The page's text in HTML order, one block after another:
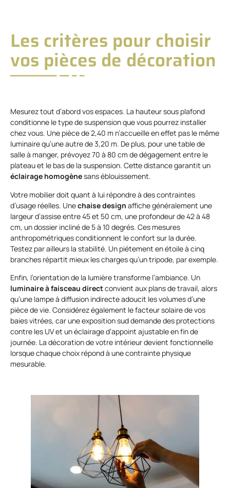
Les critères pour choisir
vos pièces de décoration
Mesurez tout d’abord vos espaces. La hauteur sous plafond
conditionne le type de suspension que vous pourrez installer
chez vous. Une pièce de 2,40 m n’accueille en effet pas le même
luminaire qu’une autre de 3,20 m. De plus, pour une table de
salle à manger, prévoyez 70 à 80 cm de dégagement entre le
plateau et le bas de la suspension. Cette distance garantit un
éclairage homogènesans éblouissement.
Votre mobilier doit quant à lui répondre à des contraintes
d’usage réelles. Unechaise design affiche généralement une
largeur d’assise entre 45 et 50 cm, une profondeur de 42 à 48
cm, un dossier incliné de 5 à 10 degrés. Ces mesures
anthropométriques conditionnent le confort sur la durée.
Testez par ailleurs la stabilité. Un piétement en étoile à cinq
branches répartit mieux les charges qu’un tripode, par exemple.
Enfin, l’orientation de la lumière transforme l’ambiance. Un
luminaire à faisceau directconvient aux plans de travail, alors
qu’une lampe à diffusion indirecte adoucit les volumes d’une
pièce de vie. Considérez également le facteur solaire de vos
baies vitrées, car une exposition sud demande des protections
contre les UV et un éclairage d’appoint ajustable en fin de
journée. La décoration de votre intérieur devient fonctionnelle
lorsque chaque choix répond à une contrainte physique
mesurable.